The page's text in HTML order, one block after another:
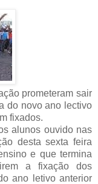
prometeram sair
do novo ano lectivo
fixados.
alunos ouvido nas
desta sexta feira
e que termina
a fixação dos
ano letivo anterior